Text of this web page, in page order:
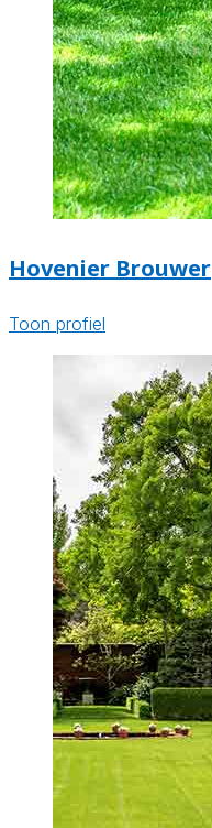
Hovenier Brouwer
Toon profiel